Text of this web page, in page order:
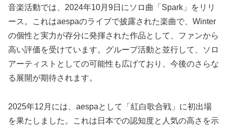
音楽活動では、2024年10月9日にソロ曲「Spark」をリリ
ース。これはaespaのライブで披露された楽曲で、Winter
の個性と実力が存分に発揮された作品として、ファンから
高い評価を受けています。グループ活動と並行して、ソロ
アーティストとしての可能性も広げており、今後のさらな
る展開が期待されます。
2025年12月には、aespaとして「紅白歌合戦」に初出場
を果たしました。これは日本での認知度と人気の高さを示